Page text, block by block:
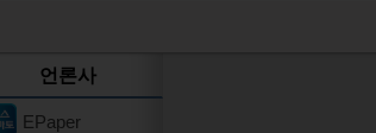
언론사
EPaper